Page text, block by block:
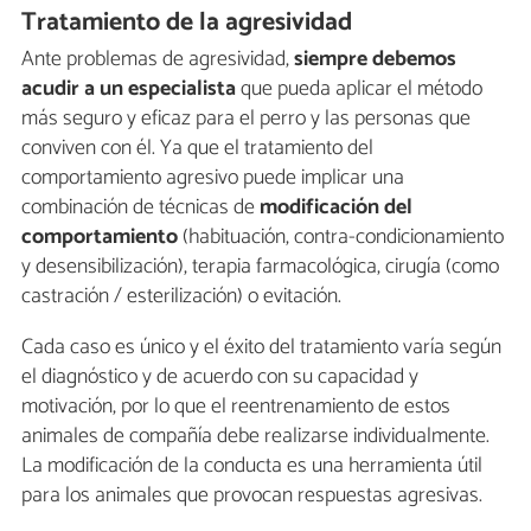
Tratamiento de la agresividad
Ante problemas de agresividad,siempre debemos
acudir a un especialistaque pueda aplicar el método
más seguro y eficaz para el perro y las personas que
conviven con él. Ya que el tratamiento del
comportamiento agresivo puede implicar una
combinación de técnicas demodificación del
comportamiento(habituación, contra-condicionamiento
y desensibilización), terapia farmacológica, cirugía (como
castración / esterilización) o evitación.
Cada caso es único y el éxito del tratamiento varía según
el diagnóstico y de acuerdo con su capacidad y
motivación, por lo que el reentrenamiento de estos
animales de compañía debe realizarse individualmente.
La modificación de la conducta es una herramienta útil
para los animales que provocan respuestas agresivas.